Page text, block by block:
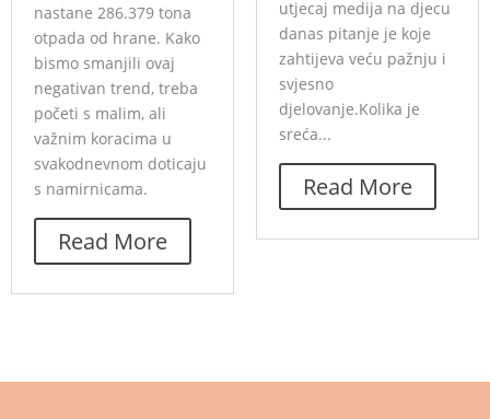
nastane 286.379 tona
otpada od hrane. Kako
bismo smanjili ovaj
negativan trend, treba
početi s malim, ali
važnim koracima u
svakodnevnom doticaju
s namirnicama.
Read More
utjecaj medija na djecu
danas pitanje je koje
zahtijeva veću pažnju i
svjesno
djelovanje.Kolika je
sreća...
Read More